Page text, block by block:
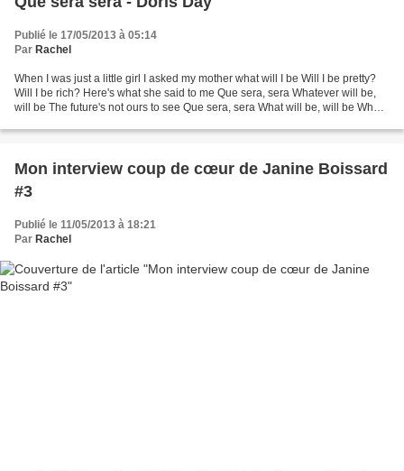
Publié le 17/05/2013 à 05:14
Par Rachel
When I was just a little girl I asked my mother what will I be Will I be pretty?
Will I be rich? Here's what she said to me Que sera, sera Whatever will be,
will be The future's not ours to see Que sera, sera What will be, will be When
Mon interview coup de cœur de Janine Boissard
#3
Publié le 11/05/2013 à 18:21
Par Rachel